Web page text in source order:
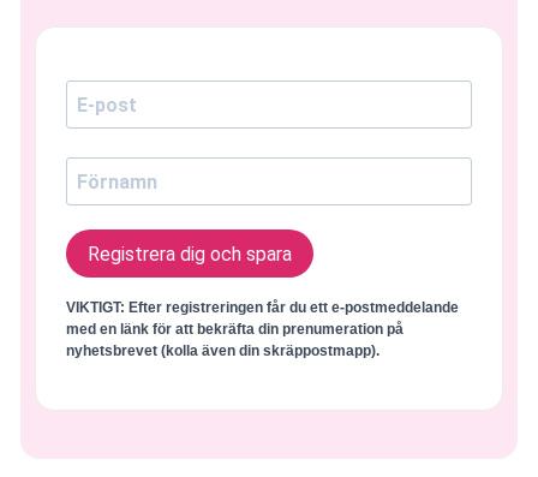
Registrera dig och spara
VIKTIGT: Efter registreringen får du ett e-postmeddelande
med en länk för att bekräfta din prenumeration på
nyhetsbrevet (kolla även din skräppostmapp).